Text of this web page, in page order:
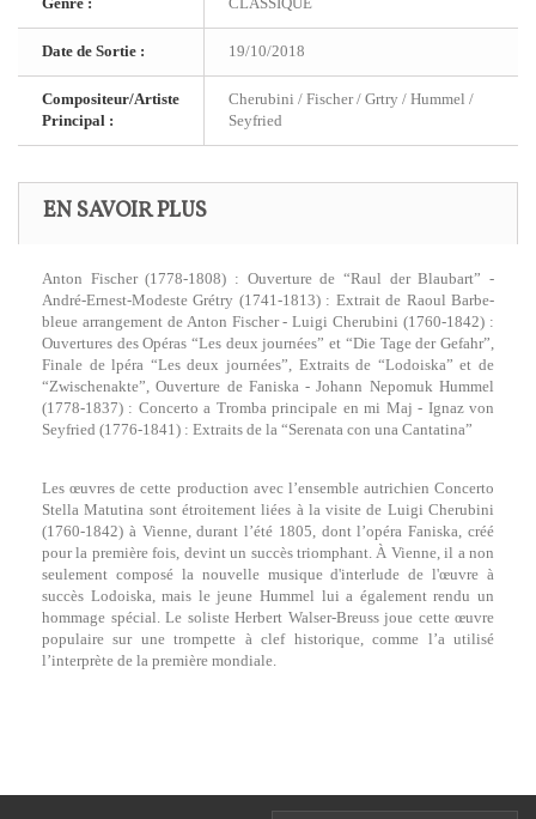
Date de Sortie : 19/10/2018
Compositeur/Artiste
Principal :
Cherubini / Fischer / Grtry / Hummel /
Seyfried
EN SAVOIR PLUS
Anton Fischer (1778-1808) : Ouverture de “Raul der Blaubart” -
André-Ernest-Modeste Grétry (1741-1813) : Extrait de Raoul Barbe-
bleue arrangement de Anton Fischer - Luigi Cherubini (1760-1842) :
Ouvertures des Opéras “Les deux journées” et “Die Tage der Gefahr”,
Finale de lpéra “Les deux journées”, Extraits de “Lodoiska” et de
“Zwischenakte”, Ouverture de Faniska - Johann Nepomuk Hummel
(1778-1837) : Concerto a Tromba principale en mi Maj - Ignaz von
Seyfried (1776-1841) : Extraits de la “Serenata con una Cantatina”
Les œuvres de cette production avec l’ensemble autrichien Concerto
Stella Matutina sont étroitement liées à la visite de Luigi Cherubini
(1760-1842) à Vienne, durant l’été 1805, dont l’opéra Faniska, créé
pour la première fois, devint un succès triomphant. À Vienne, il a non
seulement composé la nouvelle musique d'interlude de l'œuvre à
succès Lodoiska, mais le jeune Hummel lui a également rendu un
hommage spécial. Le soliste Herbert Walser-Breuss joue cette œuvre
populaire sur une trompette à clef historique, comme l’a utilisé
l’interprète de la première mondiale.